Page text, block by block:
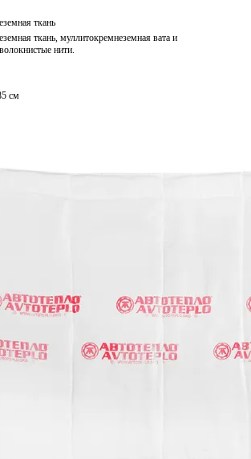
ткань
ткань, муллитокремнеземная вата и
нити.
см